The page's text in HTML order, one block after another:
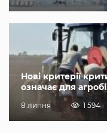
Нові критерії
означає для
8 липня 1 594